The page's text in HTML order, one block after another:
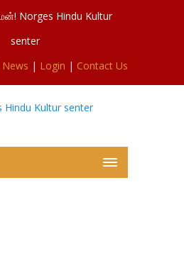
Norges Hindu Kultur
senter
News | Login | Contact Us